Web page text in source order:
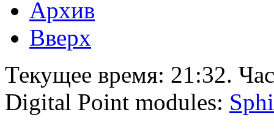
Архив
Вверх
Текущее время: 21:32.
Digital Point modules: